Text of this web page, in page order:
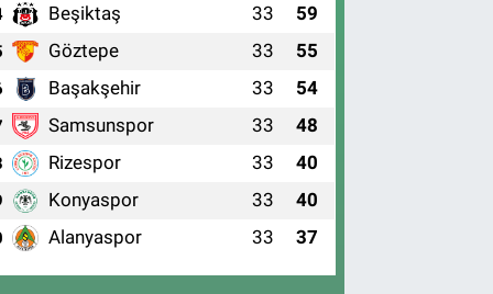
Beşiktaş 33 59
Göztepe 33 55
Başakşehir 33 54
Samsunspor 33 48
Rizespor 33 40
Konyaspor 33 40
Alanyaspor 33 37